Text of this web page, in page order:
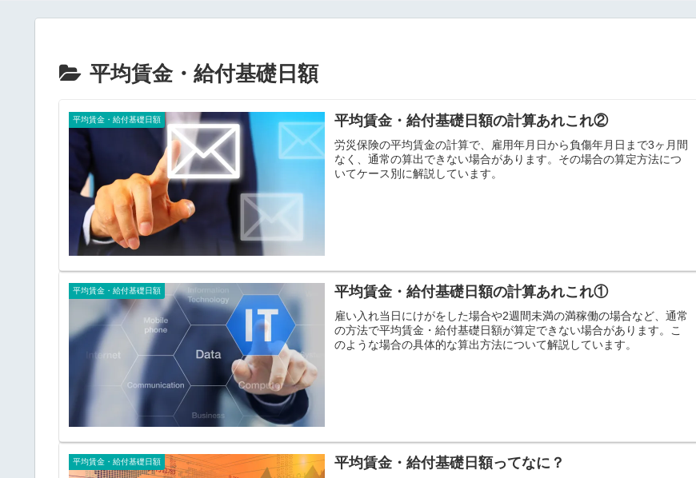
平均賃金・給付基礎日額
平均賃金・給付基礎日額 平均賃金・給付基礎日額の計算あれこれ②
労災保険の平均賃金の計算で、雇用年月日から負傷年月日まで3ヶ月間
なく、通常の算出できない場合があります。その場合の算定方法につ
いてケース別に解説しています。
平均賃金・給付基礎日額 平均賃金・給付基礎日額の計算あれこれ①
雇い入れ当日にけがをした場合や2週間未満の満稼働の場合など、通常
の方法で平均賃金・給付基礎日額が算定できない場合があります。こ
のような場合の具体的な算出方法について解説しています。
平均賃金・給付基礎日額 平均賃金・給付基礎日額ってなに？